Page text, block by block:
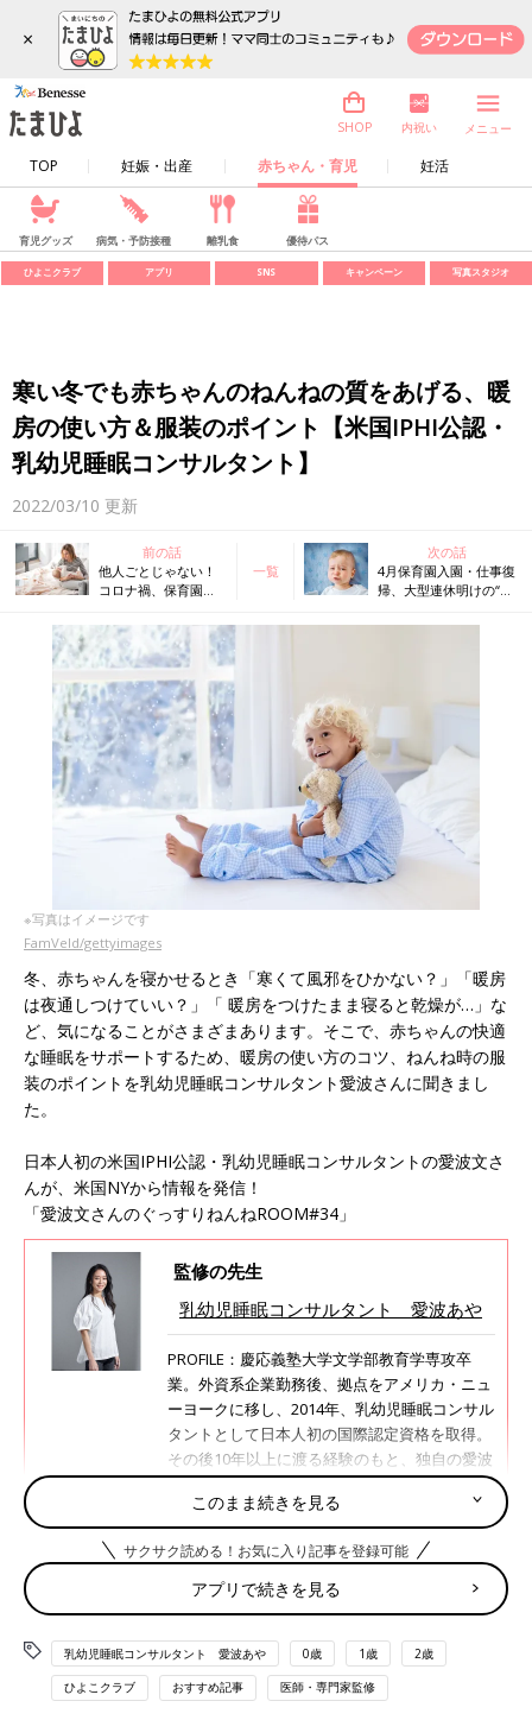
×
TOP 妊娠・出産 赤ちゃん・育児 妊活
SHOP 内祝い メニュー
育児グッズ 病気・予防接種 離乳食 優待パス
ひよこクラブ アプリ SNS キャンペーン 写真スタジオ
寒い冬でも赤ちゃんのねんねの質をあげる、暖
房の使い方＆服装のポイント【米国IPHI公認・
乳幼児睡眠コンサルタント】
2022/03/10 更新
前の話
他人ごとじゃない！
コロナ禍、保育園が
ルが急増中【米国
IPHI公認・乳幼児睡
眠コンサルタント】
一覧
次の話
4月保育園入園・仕事復
帰、大型連休明けの“夜
IPHI公認・乳幼児睡眠
※写真はイメージです
FamVeld/gettyimages
冬、赤ちゃんを寝かせるとき「寒くて風邪をひかない？」「暖房
は夜通しつけていい？」「 暖房をつけたまま寝ると乾燥が…」な
ど、気になることがさまざまあります。そこで、赤ちゃんの快適
な睡眠をサポートするため、暖房の使い方のコツ、ねんね時の服
装のポイントを乳幼児睡眠コンサルタント愛波さんに聞きまし
た。
日本人初の米国IPHI公認・乳幼児睡眠コンサルタントの愛波文さ
んが、米国NYから情報を発信！
「愛波文さんのぐっすりねんねROOM#34」
監修の先生
乳幼児睡眠コンサルタント 愛波あや
PROFILE：慶応義塾大学文学部教育学専攻卒
業。外資系企業勤務後、拠点をアメリカ・ニュ
ーヨークに移し、2014年、乳幼児睡眠コンサル
タントとして日本人初の国際認定資格を取得。
その後10年以上に渡る経験のもと、独自の愛波
メソッドを創始。科学的根拠に基づいた睡眠改
善法を提唱し、子どもの睡眠に関する悩みを解
決するために、オンラインや講演活動を通じて
累計約10万人に寝かしつけメソッドを伝授。お
くるみスリーパーや遮光シートの開発も行って
います。 二児の母。著書に『ママと赤ちゃんの
すり眠る赤ちゃんの寝かせ方』（主婦の友社）
がある。現在『忙しくても能力がどんどん引き
出される 子どものためのベスト睡眠』
このまま続きを見る
サクサク読める！お気に入り記事を登録可能
アプリで続きを見る
乳幼児睡眠コンサルタント 愛波あや 0歳 1歳 2歳
ひよこクラブ おすすめ記事 医師・専門家監修